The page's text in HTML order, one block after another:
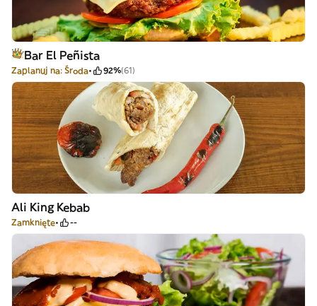
Bar El Peñista
Zaplanuj na: Środa 92%(61)
Ali King Kebab
Zamknięte --